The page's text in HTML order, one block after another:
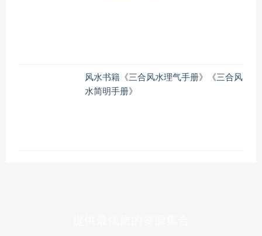
风水书籍《三合风水理气手册》《三合风
水简明手册》